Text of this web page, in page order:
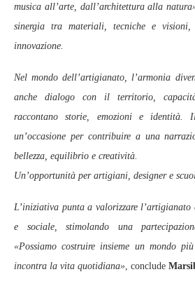
musica all’arte, dall’architettura alla
sinergia tra materiali, tecniche e visioni,
innovazione.
Nel mondo dell’artigianato, l’armonia
anche dialogo con il territorio,
raccontano storie, emozioni e identità.
un’occasione per contribuire a una
bellezza, equilibrio e creatività.
Un’opportunità per artigiani, designer e
L’iniziativa punta a valorizzare l’artigianato
e sociale, stimolando una
«Possiamo costruire insieme un mondo
incontra la vita quotidiana» , conclude